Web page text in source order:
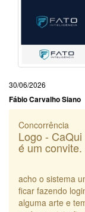
30/06/2026
Fábio Carvalho Siano
Concorrência
Logo -
é um
acho o sistema
ficar fazendo
alguma arte e